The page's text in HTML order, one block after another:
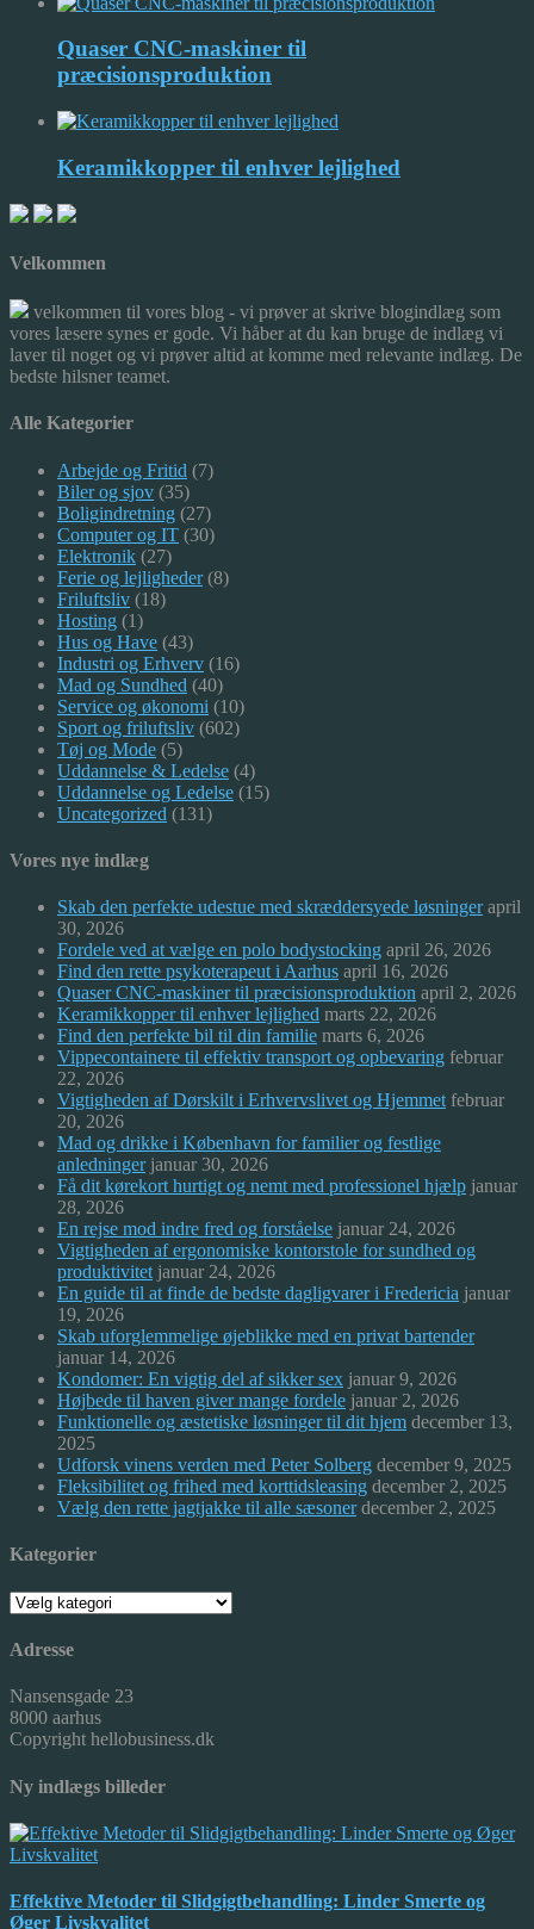
Quaser CNC-maskiner til
præcisionsproduktion
Keramikkopper til enhver lejlighed
Velkommen
velkommen til vores blog - vi prøver at skrive blogindlæg som
vores læsere synes er gode. Vi håber at du kan bruge de indlæg vi
laver til noget og vi prøver altid at komme med relevante indlæg. De
bedste hilsner teamet.
Alle Kategorier
Arbejde og Fritid (7)
Biler og sjov (35)
Boligindretning (27)
Computer og IT (30)
Elektronik (27)
Ferie og lejligheder(8)
Friluftsliv (18)
Hosting (1)
Hus og Have (43)
Industri og Erhverv (16)
Mad og Sundhed (40)
Service og økonomi (10)
Sport og friluftsliv (602)
Tøj og Mode (5)
Uddannelse & Ledelse (4)
Uddannelse og Ledelse (15)
Uncategorized (131)
Vores nye indlæg
Skab den perfekte udestue med skræddersyede løsninger april
30, 2026
Fordele ved at vælge en polo bodystocking april 26, 2026
Find den rette psykoterapeut i Aarhus april 16, 2026
Quaser CNC-maskiner til præcisionsproduktion april 2, 2026
Keramikkopper til enhver lejlighed marts 22, 2026
Find den perfekte bil til din familie marts 6, 2026
Vippecontainere til effektiv transport og opbevaring februar
22, 2026
Vigtigheden af Dørskilt i Erhvervslivet og Hjemmet februar
20, 2026
Mad og drikke i København for familier og festlige
anledninger januar 30, 2026
Få dit kørekort hurtigt og nemt med professionel hjælp januar
28, 2026
En rejse mod indre fred og forståelse januar 24, 2026
Vigtigheden af ergonomiske kontorstole for sundhed og
produktivitet januar 24, 2026
En guide til at finde de bedste dagligvarer i Fredericia januar
19, 2026
Skab uforglemmelige øjeblikke med en privat bartender
januar 14, 2026
Kondomer: En vigtig del af sikker sex januar 9, 2026
Højbede til haven giver mange fordele januar 2, 2026
Funktionelle og æstetiske løsninger til dit hjem december 13,
2025
Udforsk vinens verden med Peter Solberg december 9, 2025
Fleksibilitet og frihed med korttidsleasing december 2, 2025
Vælg den rette jagtjakke til alle sæsoner december 2, 2025
Kategorier
Kategorier
Adresse
Nansensgade 23
8000 aarhus
Copyright hellobusiness.dk
Ny indlægs billeder
Effektive Metoder til Slidgigtbehandling: Linder Smerte og
Øger Livskvalitet